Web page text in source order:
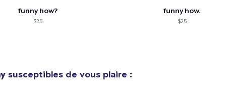
funny how?
$25
funny how.
$25
susceptibles de vous plaire :